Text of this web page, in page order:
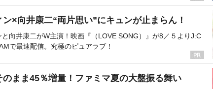
×向井康二“両片思い”にキュンが止まらん！
向井康二がW主演！映画『（LOVE SONG）』が8／５よりJ:C
で最速配信。究極のピュアラブ！
のまま45％増量！ファミマ夏の大盤振る舞い